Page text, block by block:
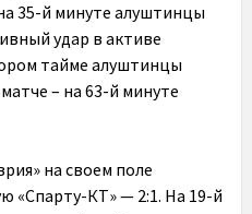
35-й минуте алуштинцы
удар в активе
тайме алуштинцы
– на 63-й минуте
на своем поле
«Спарту-КТ» — 2:1. На 19-й